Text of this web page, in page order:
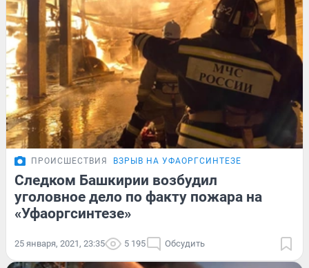
ПРОИСШЕСТВИЯ ВЗРЫВ НА УФАОРГСИНТЕЗЕ
Следком Башкирии возбудил
уголовное дело по факту пожара на
«Уфаоргсинтезе»
25 января, 2021, 23:35 5 195 Обсудить